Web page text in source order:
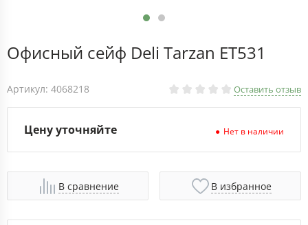
Офисный сейф Deli Tarzan ET531
Артикул: 4068218 Оставить отзыв
Цену уточняйте Нет в наличии
В сравнение В избранное